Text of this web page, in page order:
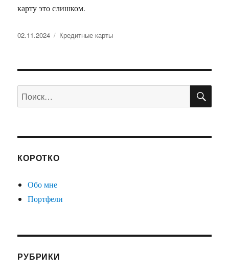
карту это слишком.
Опубликовано
02.11.2024 Рубрики
Кредитные карты
Искать:
КОРОТКО
Обо мне
Портфели
РУБРИКИ